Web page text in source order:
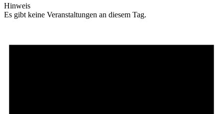
Hinweis
Es gibt keine Veranstaltungen an diesem Tag.